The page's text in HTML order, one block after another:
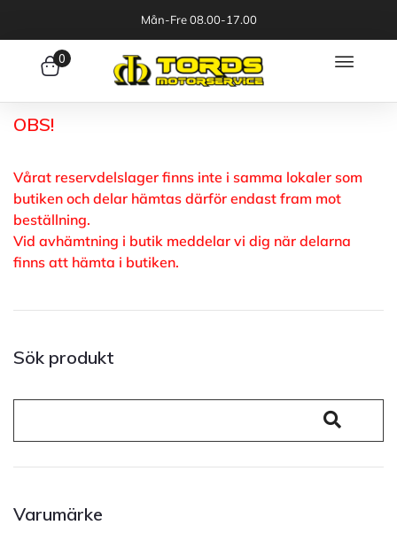
Mån-Fre 08.00-17.00
0
OBS!
Vårat reservdelslager finns inte i samma lokaler som
butiken och delar hämtas därför endast fram mot
beställning.
Vid avhämtning i butik meddelar vi dig när delarna
finns att hämta i butiken.
Sök produkt
Varumärke